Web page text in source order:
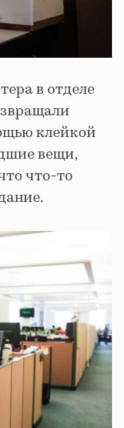
в отделе
клейкой
вещи,
что-то